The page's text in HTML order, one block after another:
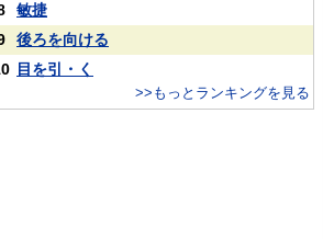
敏捷
後ろを向ける
目を引・く
>>もっとランキングを見る